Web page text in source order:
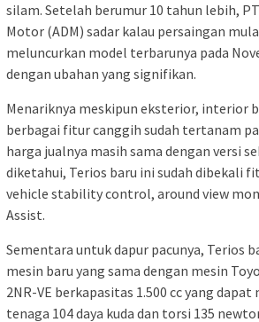
silam. Setelah berumur 10 tahun lebih,
Motor (ADM) sadar kalau persaingan
meluncurkan model terbarunya pada
dengan ubahan yang signifikan.
Menariknya meskipun eksterior, interior
berbagai fitur canggih sudah tertanam
harga jualnya masih sama dengan versi
diketahui, Terios baru ini sudah dibekali
vehicle stability control, around view
Assist.
Sementara untuk dapur pacunya, Terios
mesin baru yang sama dengan mesin
2NR-VE berkapasitas 1.500 cc yang
tenaga 104 daya kuda dan torsi 135